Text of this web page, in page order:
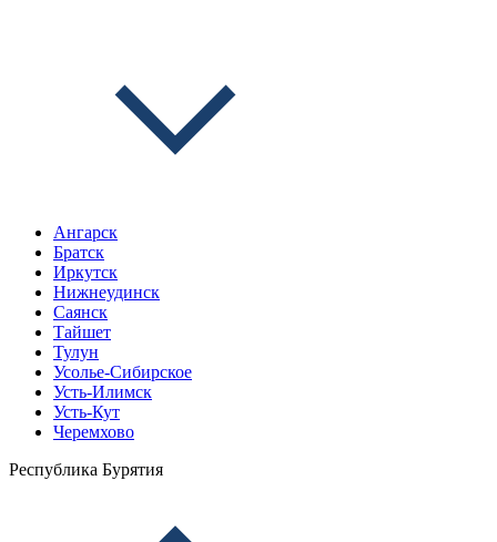
Ангарск
Братск
Иркутск
Нижнеудинск
Саянск
Тайшет
Тулун
Усолье-Сибирское
Усть-Илимск
Усть-Кут
Черемхово
Республика Бурятия